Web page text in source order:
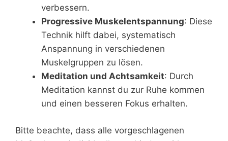
verbessern.
Progressive Muskelentspannung: Diese
Technik hilft dabei, systematisch
Anspannung in verschiedenen
Muskelgruppen zu lösen.
Meditation und Achtsamkeit: Durch
Meditation kannst du zur Ruhe kommen
und einen besseren Fokus erhalten.
Bitte beachte, dass alle vorgeschlagenen